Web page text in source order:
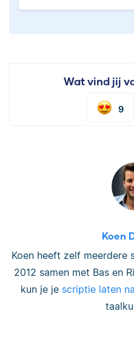
Wat vind jij
9
Koen
Koen heeft zelf meerdere
2012 samen met Bas en
kun je je scriptie laten